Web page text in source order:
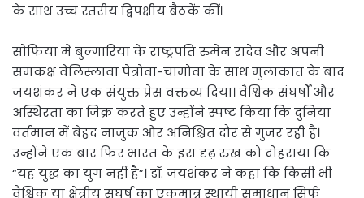
के साथ उच्च स्तरीय द्विपक्षीय बैठकें कीं।
सोफिया में बुल्गारिया के राष्ट्रपति रुमेन रादेव और अपनी
समकक्ष वेलिस्लावा पेत्रोवा-चामोवा के साथ मुलाकात के बाद
जयशंकर ने एक संयुक्त प्रेस वक्तव्य दिया। वैश्विक संघर्षों और
अस्थिरता का जिक्र करते हुए उन्होंने स्पष्ट किया कि दुनिया
वर्तमान में बेहद नाजुक और अनिश्चित दौर से गुजर रही है।
उन्होंने एक बार फिर भारत के इस दृढ़ रुख को दोहराया कि
“यह युद्ध का युग नहीं है”। डॉ. जयशंकर ने कहा कि किसी भी
वैश्विक या क्षेत्रीय संघर्ष का एकमात्र स्थायी समाधान सिर्फ